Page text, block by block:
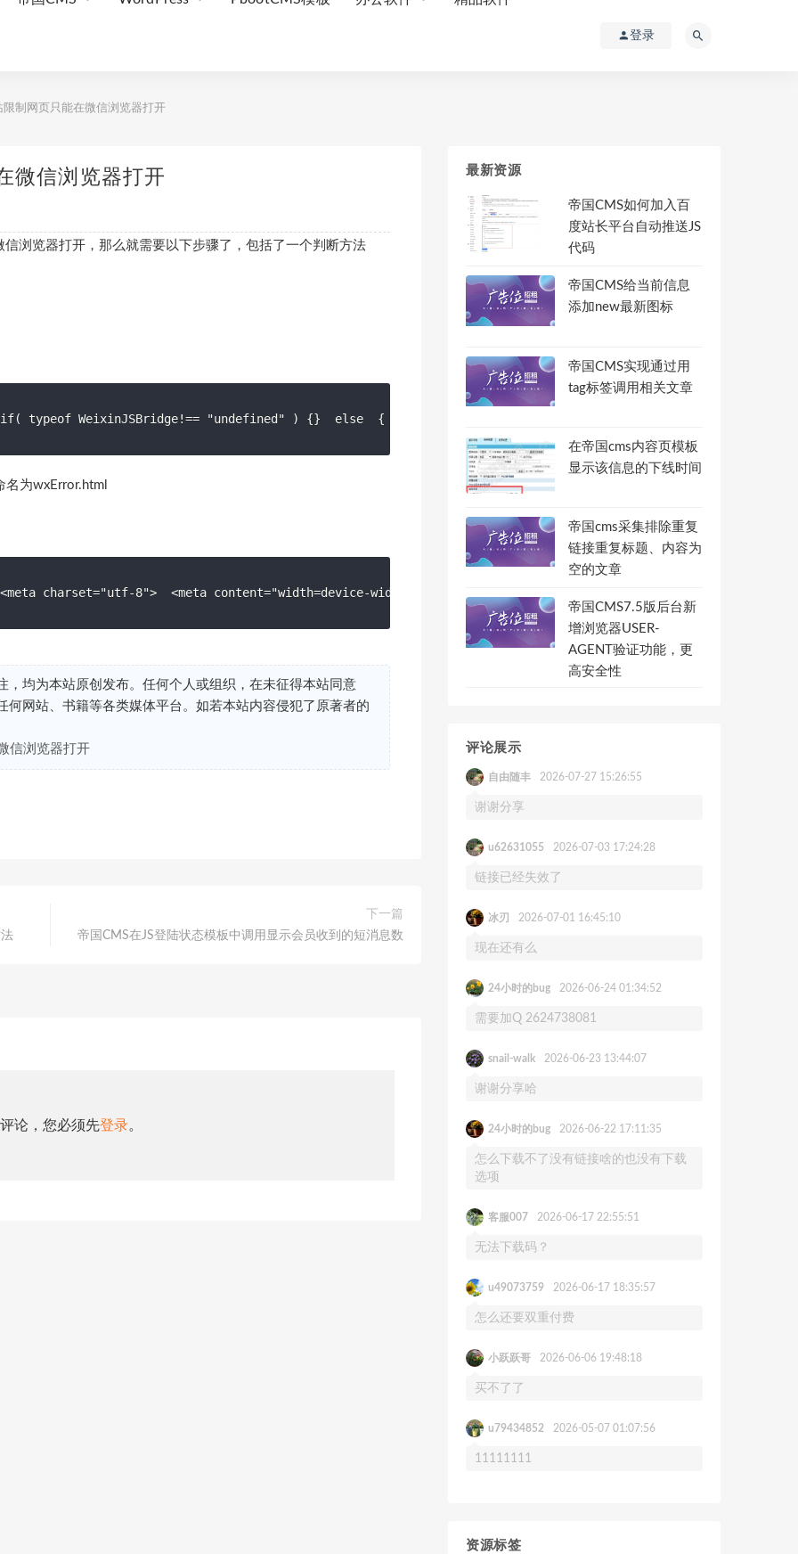
登录
限制网页只能在微信浏览器打开
微信浏览器打开
浏览器打开，那么就需要以下步骤了，包括了一个判断方法
为wxError.html
charset="utf-8">  <meta content="width=device-width,inital-scale=1.0,maximum-scale=1.0,user-
，均为本站原创发布。任何个人或组织，在未征得本站同意
何网站、书籍等各类媒体平台。如若本站内容侵犯了原著者的
信浏览器打开
下一篇
帝国CMS在JS登陆状态模板中调用显示会员收到的短消息数
论，您必须先登录。
最新资源
帝国CMS如何加入百
度站长平台自动推送JS
代码
帝国CMS给当前信息
添加new最新图标
帝国CMS实现通过用
tag标签调用相关文章
在帝国cms内容页模板
显示该信息的下线时间
帝国cms采集排除重复
链接重复标题、内容为
空的文章
帝国CMS7.5版后台新
增浏览器USER-
AGENT验证功能，更
高安全性
评论展示
自由随丰 2026-07-27 15:26:55
谢谢分享
u62631055 2026-07-03 17:24:28
链接已经失效了
冰刃 2026-07-01 16:45:10
现在还有么
24小时的bug 2026-06-24 01:34:52
需要加Q 2624738081
snail-walk 2026-06-23 13:44:07
谢谢分享哈
24小时的bug 2026-06-22 17:11:35
怎么下载不了没有链接啥的也没有下载
选项
客服007 2026-06-17 22:55:51
无法下载码？
u49073759 2026-06-17 18:35:57
怎么还要双重付费
小跃跃哥 2026-06-06 19:48:18
买不了了
u79434852 2026-05-07 01:07:56
11111111
资源标签